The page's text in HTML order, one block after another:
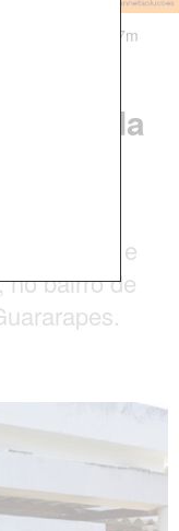
2025 às 07h07m
em
da
34 anos e
no bairro de